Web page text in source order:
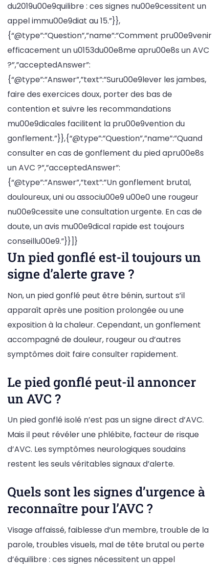
du2019u00e9quilibre : ces signes nu00e9cessitent un
appel immu00e9diat au 15.”}},
{“@type”:”Question”,”name”:”Comment pru00e9venir
efficacement un u0153du00e8me apru00e8s un AVC
?”,”acceptedAnswer”:
{“@type”:”Answer”,”text”:”Suru00e9lever les jambes,
faire des exercices doux, porter des bas de
contention et suivre les recommandations
mu00e9dicales facilitent la pru00e9vention du
gonflement.”}},{“@type”:”Question”,”name”:”Quand
consulter en cas de gonflement du pied apru00e8s
un AVC ?”,”acceptedAnswer”:
{“@type”:”Answer”,”text”:”Un gonflement brutal,
douloureux, uni ou associu00e9 u00e0 une rougeur
nu00e9cessite une consultation urgente. En cas de
doute, un avis mu00e9dical rapide est toujours
conseillu00e9.”}}]}
Un pied gonflé est-il toujours un
signe d’alerte grave ?
Non, un pied gonflé peut être bénin, surtout s’il
apparaît après une position prolongée ou une
exposition à la chaleur. Cependant, un gonflement
accompagné de douleur, rougeur ou d’autres
symptômes doit faire consulter rapidement.
Le pied gonflé peut-il annoncer
un AVC ?
Un pied gonflé isolé n’est pas un signe direct d’AVC.
Mais il peut révéler une phlébite, facteur de risque
d’AVC. Les symptômes neurologiques soudains
restent les seuls véritables signaux d’alerte.
Quels sont les signes d’urgence à
reconnaître pour l’AVC ?
Visage affaissé, faiblesse d’un membre, trouble de la
parole, troubles visuels, mal de tête brutal ou perte
d’équilibre : ces signes nécessitent un appel